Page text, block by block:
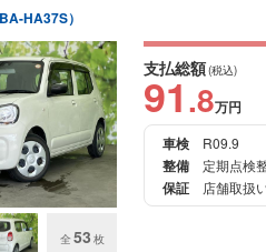
HA37S）
全 53 枚
支払総額(税込)
91.8万円
車検
R09.9
整備 定期点検
保証 店舗取扱